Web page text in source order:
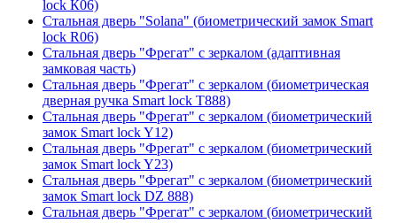
lock К06)
Стальная дверь "Solana" (биометрический замок Smart
lock R06)
Стальная дверь "Фрегат" с зеркалом (адаптивная
замковая часть)
Стальная дверь "Фрегат" с зеркалом (биометрическая
дверная ручка Smart lock T888)
Стальная дверь "Фрегат" с зеркалом (биометрический
замок Smart lock Y12)
Стальная дверь "Фрегат" с зеркалом (биометрический
замок Smart lock Y23)
Стальная дверь "Фрегат" с зеркалом (биометрический
замок Smart lock DZ 888)
Стальная дверь "Фрегат" с зеркалом (биометрический